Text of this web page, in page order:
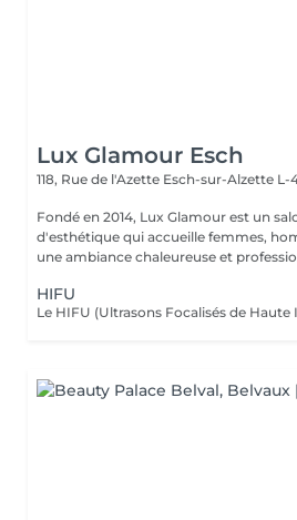
Lux Glamour Esch
118, Rue de l'Azette Esch-sur-Alzette L-
Fondé en 2014, Lux Glamour est un
d'esthétique qui accueille femmes,
une ambiance chaleureuse et
HIFU